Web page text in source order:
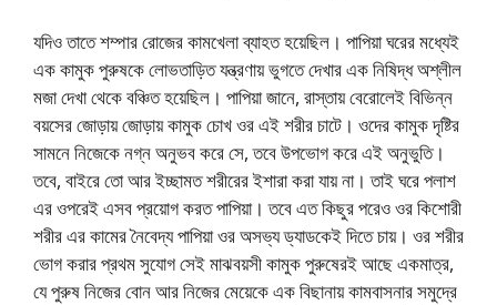
যদিও তাতে শম্পার রোজের কামখেলা ব্যাহত হয়েছিল। পাপিয়া ঘরের মধ্যেই
এক কামুক পুরুষকে লোভতাড়িত যন্ত্রণায় ভুগতে দেখার এক নিষিদ্ধ অশ্লীল
মজা দেখা থেকে বঞ্চিত হয়েছিল। পাপিয়া জানে, রাস্তায় বেরোলেই বিভিন্ন
বয়সের জোড়ায় জোড়ায় কামুক চোখ ওর এই শরীর চাটে। ওদের কামুক দৃষ্টির
সামনে নিজেকে নগ্ন অনুভব করে সে, তবে উপভোগ করে এই অনুভুতি।
তবে, বাইরে তো আর ইচ্ছামত শরীরের ইশারা করা যায় না। তাই ঘরে পলাশ
এর ওপরেই এসব প্রয়োগ করত পাপিয়া। তবে এত কিছুর পরেও ওর কিশোরী
শরীর এর কামের নৈবেদ্য পাপিয়া ওর অসভ্য ড্যাডকেই দিতে চায়। ওর শরীর
ভোগ করার প্রথম সুযোগ সেই মাঝবয়সী কামুক পুরুষেরই আছে একমাত্র,
যে পুরুষ নিজের বোন আর নিজের মেয়েকে এক বিছানায় কামবাসনার সমুদ্রে